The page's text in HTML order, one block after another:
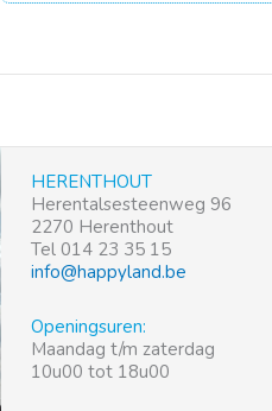
HERENTHOUT
Herentalsesteenweg 96
2270 Herenthout
Tel 014 23 35 15
info@happyland.be
Openingsuren:
Maandag t/m zaterdag
10u00 tot 18u00